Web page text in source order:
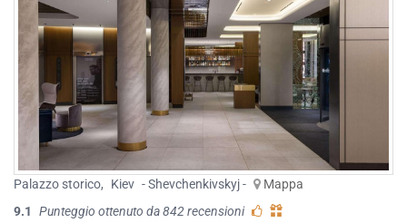
Palazzo storico, Kiev - Shevchenkivskyj -
Mappa
9.1
Punteggio ottenuto da 842 recensioni